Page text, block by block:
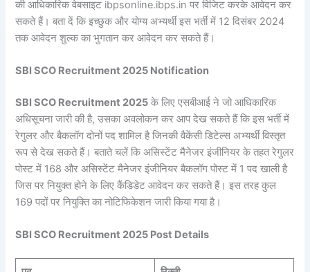
की आधिकारिक वेबसाइट ibpsonline.ibps.in पर विजिट करके आवेदन कर
सकते हैं। बता दें कि इच्छुक और योग्य अभ्यर्थी इस भर्ती में 12 दिसंबर 2024
तक आवेदन शुल्क का भुगतान कर आवेदन कर सकते हैं।
SBI SCO Recruitment 2025 Notification
SBI SCO Recruitment 2025 के लिए एसबीआई ने जो आधिकारिक
अधिसूचना जारी की है, उसका अवलोकन कर आप देख सकते हैं कि इस भर्ती में
रेगुलर और बैकलॉग दोनों पद शामिल है जिनकी वैकेंसी डिटेल्स अभ्यर्थी विस्तृत
रूप से देख सकते हैं। बताते चलें कि असिस्टेंट मैनेजर इंजीनियर के तहत रेगुलर
पोस्ट में 168 और असिस्टेंट मैनेजर इंजीनियर बैकलॉग पोस्ट में 1 पद खाली है
जिस पर नियुक्त होने के लिए कैंडिडेट आवेदन कर सकते हैं। इस तरह कुल
169 पदों पर नियुक्ति का नोटिफिकेशन जारी किया गया है।
SBI SCO Recruitment 2025 Post Details